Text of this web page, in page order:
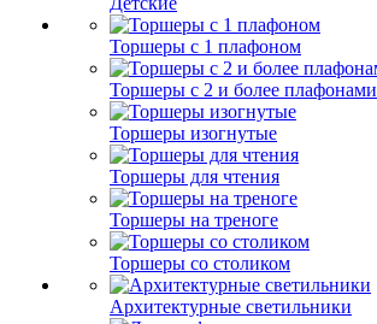
Торшеры с 1 плафоном
Торшеры с 2 и более плафонами
Торшеры изогнутые
Торшеры для чтения
Торшеры на треноге
Торшеры со столиком
Архитектурные светильники